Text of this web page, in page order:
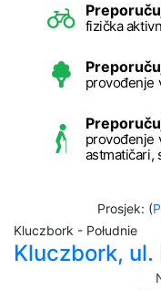
fizička
provođenje
provođenje
astmatičari,
Prosjek: (
Kluczbork - Południe
Kluczbork,